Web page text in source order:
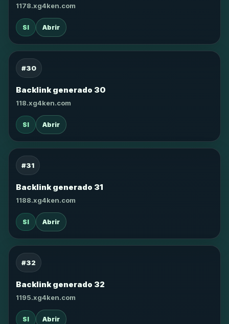
1178.xg4ken.com
SI Abrir
#30
Backlink generado 30
118.xg4ken.com
SI Abrir
#31
Backlink generado 31
1188.xg4ken.com
SI Abrir
#32
Backlink generado 32
1195.xg4ken.com
SI Abrir